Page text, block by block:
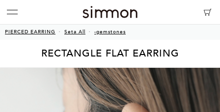
PIERCED EARRING Seta All -gemstones
RECTANGLE FLAT EARRING